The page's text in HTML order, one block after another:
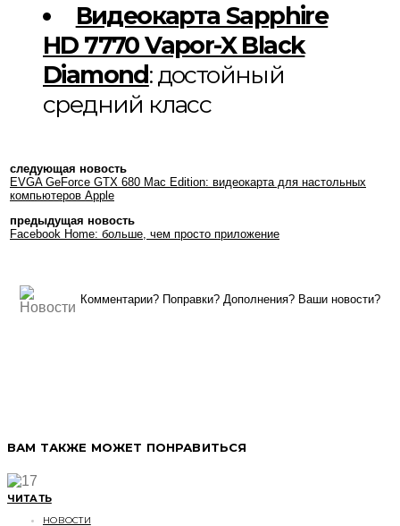
Видеокарта Sapphire
HD 7770 Vapor-X Black
Diamond: достойный
средний класс
следующая новость
EVGA GeForce GTX 680 Mac Edition: видеокарта для настольных
компьютеров Apple
предыдущая новость
Facebook Home: больше, чем просто приложение
Комментарии? Поправки? Дополнения? Ваши новости?
ВАМ ТАКЖЕ МОЖЕТ ПОНРАВИТЬСЯ
ЧИТАТЬ
НОВОСТИ